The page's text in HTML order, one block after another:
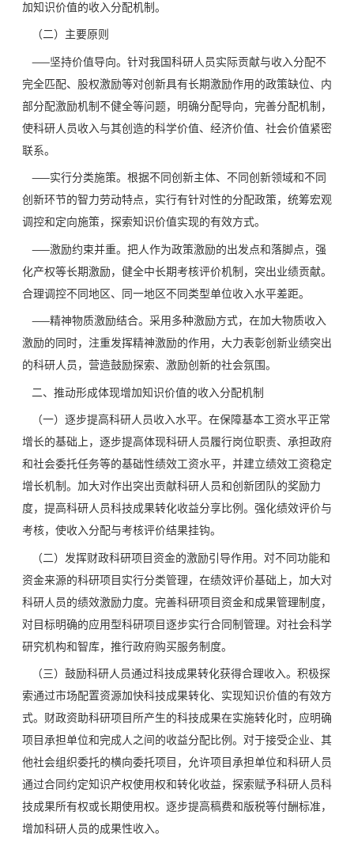
加知识价值的收入分配机制。
（二）主要原则
——坚持价值导向。针对我国科研人员实际贡献与收入分配不
完全匹配、股权激励等对创新具有长期激励作用的政策缺位、内
部分配激励机制不健全等问题，明确分配导向，完善分配机制，
使科研人员收入与其创造的科学价值、经济价值、社会价值紧密
联系。
——实行分类施策。根据不同创新主体、不同创新领域和不同
创新环节的智力劳动特点，实行有针对性的分配政策，统筹宏观
调控和定向施策，探索知识价值实现的有效方式。
——激励约束并重。把人作为政策激励的出发点和落脚点，强
化产权等长期激励，健全中长期考核评价机制，突出业绩贡献。
合理调控不同地区、同一地区不同类型单位收入水平差距。
——精神物质激励结合。采用多种激励方式，在加大物质收入
激励的同时，注重发挥精神激励的作用，大力表彰创新业绩突出
的科研人员，营造鼓励探索、激励创新的社会氛围。
二、推动形成体现增加知识价值的收入分配机制
（一）逐步提高科研人员收入水平。在保障基本工资水平正常
增长的基础上，逐步提高体现科研人员履行岗位职责、承担政府
和社会委托任务等的基础性绩效工资水平，并建立绩效工资稳定
增长机制。加大对作出突出贡献科研人员和创新团队的奖励力
度，提高科研人员科技成果转化收益分享比例。强化绩效评价与
考核，使收入分配与考核评价结果挂钩。
（二）发挥财政科研项目资金的激励引导作用。对不同功能和
资金来源的科研项目实行分类管理，在绩效评价基础上，加大对
科研人员的绩效激励力度。完善科研项目资金和成果管理制度，
对目标明确的应用型科研项目逐步实行合同制管理。对社会科学
研究机构和智库，推行政府购买服务制度。
（三）鼓励科研人员通过科技成果转化获得合理收入。积极探
索通过市场配置资源加快科技成果转化、实现知识价值的有效方
式。财政资助科研项目所产生的科技成果在实施转化时，应明确
项目承担单位和完成人之间的收益分配比例。对于接受企业、其
他社会组织委托的横向委托项目，允许项目承担单位和科研人员
通过合同约定知识产权使用权和转化收益，探索赋予科研人员科
技成果所有权或长期使用权。逐步提高稿费和版税等付酬标准，
增加科研人员的成果性收入。